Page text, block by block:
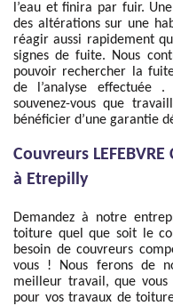
l’eau et finira par fuir.
des altérations sur une
réagir aussi rapidement
signes de fuite. Nous
pouvoir rechercher la
de l’analyse effectuée
souvenez-vous que
bénéficier d’une garantie
Couvreurs
à Etrepilly
Demandez à notre
toiture quel que soit le
besoin de couvreurs
vous ! Nous ferons de
meilleur travail, que vous
pour vos travaux de